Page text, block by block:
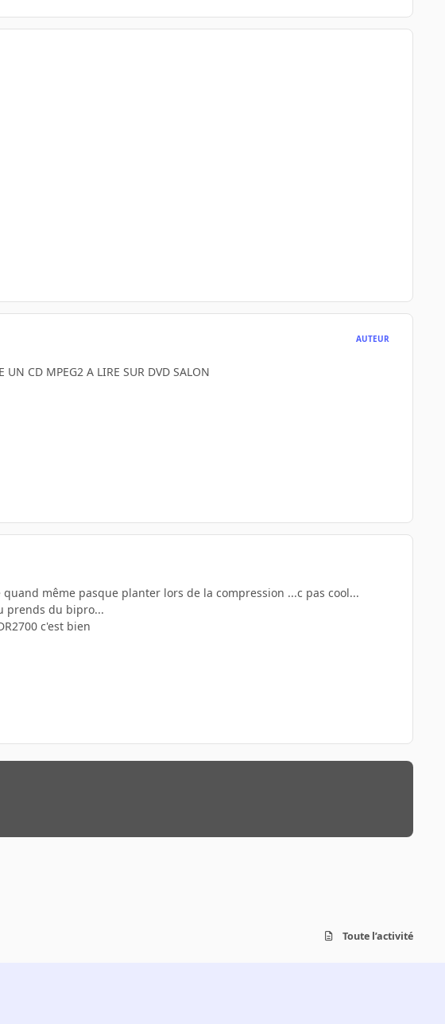
AUTEUR
UN CD MPEG2 A LIRE SUR DVD SALON
même pasque planter lors de la compression ...c pas cool...
prends du bipro...
c'est bien
Toute l’activité